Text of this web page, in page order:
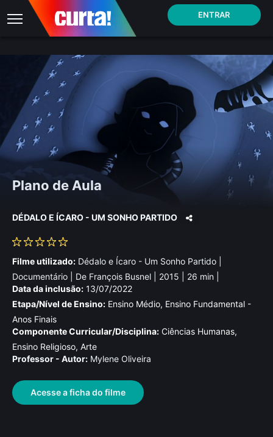
ENTRAR
Plano de Aula
DÉDALO E ÍCARO - UM SONHO PARTIDO
Filme utilizado: Dédalo e Ícaro - Um Sonho Partido |
Documentário | De François Busnel | 2015 | 26 min |
Data da inclusão: 13/07/2022
Etapa/Nível de Ensino: Ensino Médio, Ensino Fundamental -
Anos Finais
Componente Curricular/Disciplina: Ciências Humanas,
Ensino Religioso, Arte
Professor - Autor: Mylene Oliveira
Acesse a ficha do filme